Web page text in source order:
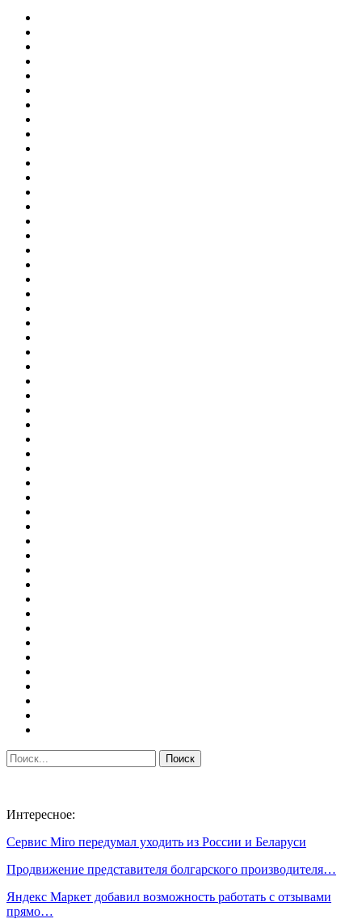
Интересное:
Сервис Miro передумал уходить из России и Беларуси
Продвижение представителя болгарского производителя…
Яндекс Маркет добавил возможность работать с отзывами
прямо…